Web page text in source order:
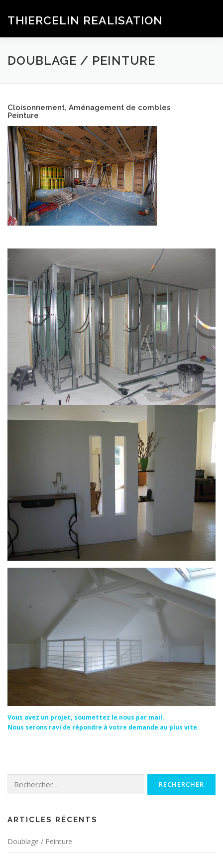
contenu
THIERCELIN REALISATION
ACCUEIL SERVICES GALERIE
QUALIFICATIONS ET ASSURANCES CONTACT
DOUBLAGE / PEINTURE
Cloisonnement, Aménagement de combles
Peinture
Vous avez un projet, soumettez le nous par mail.
Nous serons ravi de répondre à votre demande au plus vite.
ARTICLES RÉCENTS
Doublage / Peinture